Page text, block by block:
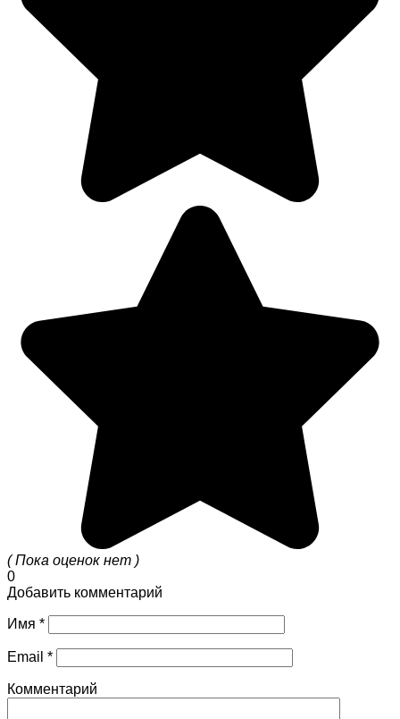
( Пока оценок нет )
0
Добавить комментарий
Имя *
Email *
Комментарий